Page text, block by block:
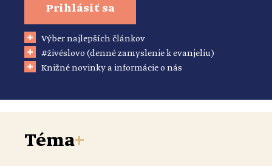
Prihlásiť sa
Výber najlepších článkov
#živéslovo (denné zamyslenie k evanjeliu)
Knižné novinky a informácie o nás
Téma+